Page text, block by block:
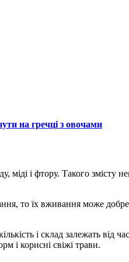
на гречці з овочами
і фтору. Такого змісту
то їх вживання може
і склад залежать
і корисні свіжі трави.